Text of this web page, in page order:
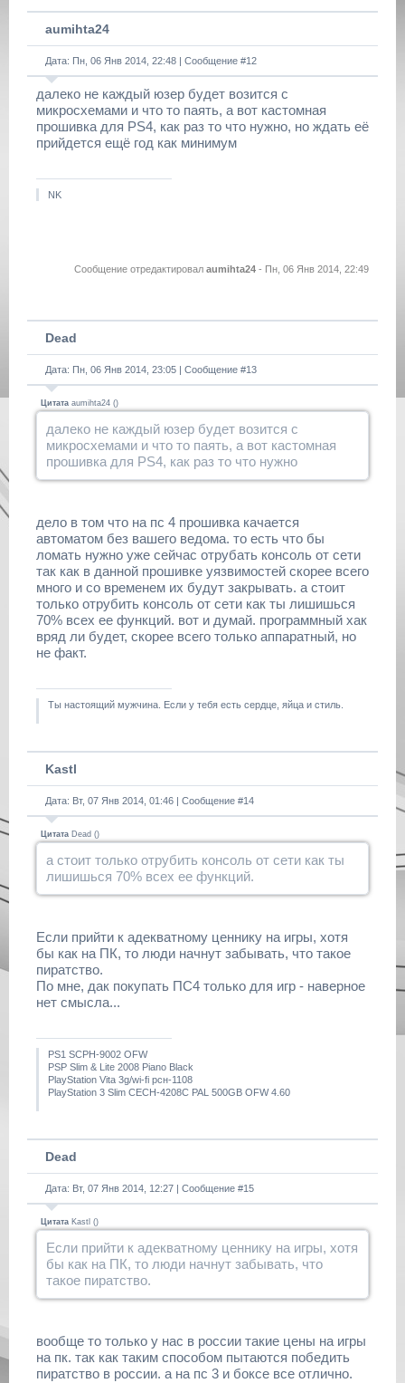
aumihta24
Дата: Пн, 06 Янв 2014, 22:48 | Сообщение #12
далеко не каждый юзер будет возится с
микросхемами и что то паять, а вот кастомная
прошивка для PS4, как раз то что нужно, но ждать её
прийдется ещё год как минимум
NK
Сообщение отредактировал aumihta24 - Пн, 06 Янв 2014, 22:49
Dead
Дата: Пн, 06 Янв 2014, 23:05 | Сообщение #13
Цитата aumihta24 ()
далеко не каждый юзер будет возится с
микросхемами и что то паять, а вот кастомная
прошивка для PS4, как раз то что нужно
дело в том что на пс 4 прошивка качается
автоматом без вашего ведома. то есть что бы
ломать нужно уже сейчас отрубать консоль от сети
так как в данной прошивке уязвимостей скорее всего
много и со временем их будут закрывать. а стоит
только отрубить консоль от сети как ты лишишься
70% всех ее функций. вот и думай. программный хак
вряд ли будет, скорее всего только аппаратный, но
не факт.
Ты настоящий мужчина. Если у тебя есть сердце, яйца и стиль.
Kastl
Дата: Вт, 07 Янв 2014, 01:46 | Сообщение #14
Цитата Dead ()
а стоит только отрубить консоль от сети как ты
лишишься 70% всех ее функций.
Если прийти к адекватному ценнику на игры, хотя
бы как на ПК, то люди начнут забывать, что такое
пиратство.
По мне, дак покупать ПС4 только для игр - наверное
нет смысла...
PS1 SCPH-9002 OFW
PSP Slim & Lite 2008 Piano Black
PlayStation Vita 3g/wi-fi рсн-1108
PlayStation 3 Slim CECH-4208C PAL 500GB OFW 4.60
Dead
Дата: Вт, 07 Янв 2014, 12:27 | Сообщение #15
Цитата Kastl ()
Если прийти к адекватному ценнику на игры, хотя
бы как на ПК, то люди начнут забывать, что
такое пиратство.
вообще то только у нас в россии такие цены на игры
на пк. так как таким способом пытаются победить
пиратство в россии. а на пс 3 и боксе все отлично.